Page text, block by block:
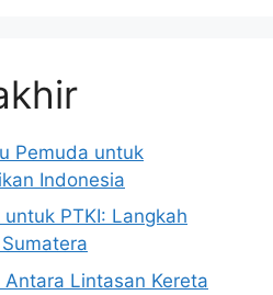
Pemuda untuk
Indonesia
PTKI: Langkah
Lintasan Kereta